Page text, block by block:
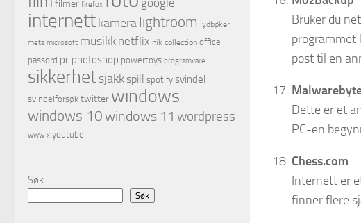
Bruker du
programmet
post til en
Dette er et
PC-en
Chess.com
Internett er
finner flere
filmer firefox
internettkameralightroom lydbøker
meta microsoft musikk netflix nik collection office
passord pc photoshop powertoys programvare
sikkerhetsjakkspill spotify svindel
svindelforsøk twitter windows
windows 10windows 11 wordpress
www x youtube
Søk
Søk